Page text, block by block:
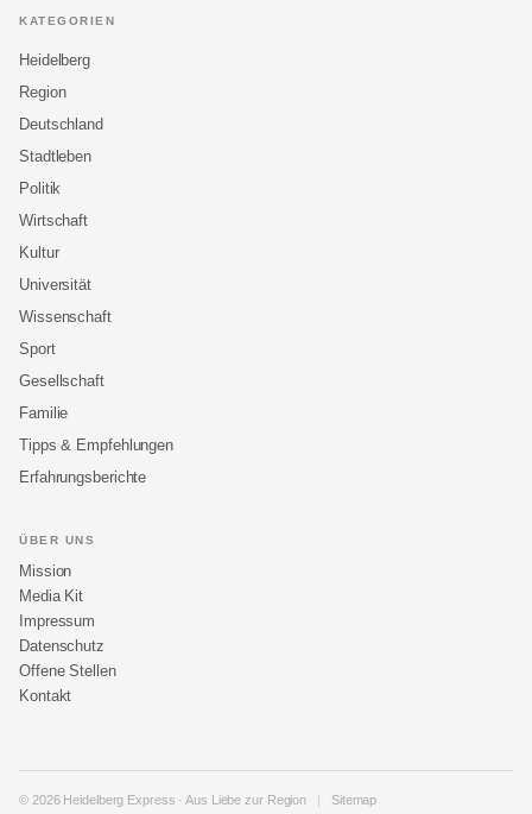
KATEGORIEN
Heidelberg
Region
Deutschland
Stadtleben
Politik
Wirtschaft
Kultur
Universität
Wissenschaft
Sport
Gesellschaft
Familie
Tipps & Empfehlungen
Erfahrungsberichte
ÜBER UNS
Mission
Media Kit
Impressum
Datenschutz
Offene Stellen
Kontakt
© 2026 Heidelberg Express · Aus Liebe zur Region | Sitemap